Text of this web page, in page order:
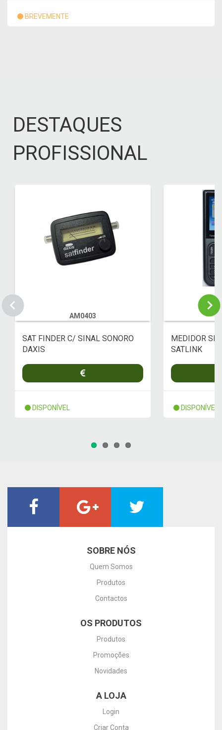
BREVEMENTE
DESTAQUES
PROFISSIONAL
AM0403
SAT FINDER C/ SINAL SONORO
DAXIS
DISPONÍVEL
MEDIDOR
SATLINK
DISPONÍVEL
SOBRE NÓS
Quem Somos
Produtos
Contactos
OS PRODUTOS
Produtos
Promoções
Novidades
A LOJA
Login
Criar Conta